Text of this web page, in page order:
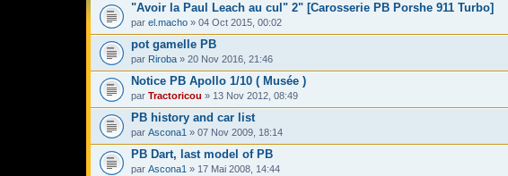
"Avoir la Paul Leach au cul" 2" [Carosserie PB Porshe 911 Turbo]
par el.macho » 04 Oct 2015, 00:02
pot gamelle PB
par Riroba » 20 Nov 2016, 21:46
Notice PB Apollo 1/10 ( Musée )
par Tractoricou » 13 Nov 2012, 08:49
PB history and car list
par Ascona1 » 07 Nov 2009, 18:14
PB Dart, last model of PB
par Ascona1 » 17 Mai 2008, 14:44